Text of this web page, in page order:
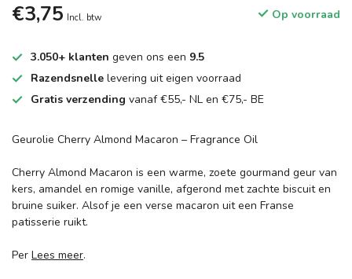
€3,75 Incl. btw Op voorraad
3.050+ klanten geven ons een 9.5
Razendsnelle levering uit eigen voorraad
Gratis verzending vanaf €55,- NL en €75,- BE
Geurolie Cherry Almond Macaron – Fragrance Oil
Cherry Almond Macaron is een warme, zoete gourmand geur van
kers, amandel en romige vanille, afgerond met zachte biscuit en
bruine suiker. Alsof je een verse macaron uit een Franse
patisserie ruikt.
Per Lees meer.